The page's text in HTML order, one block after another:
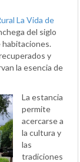
La Vida de
del siglo
y
la esencia de
La estancia
permite
acercarse a
la cultura y
las
tradiciones